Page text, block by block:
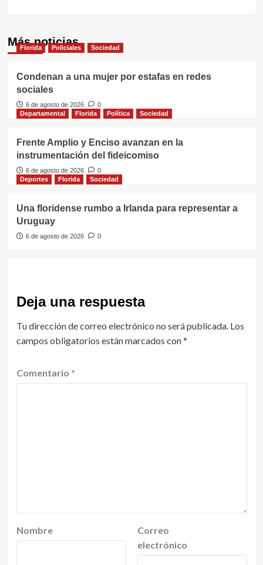
Más noticias
Florida Policiales Sociedad
Condenan a una mujer por estafas en redes
sociales
6 de agosto de 2026
0
Departamental
Florida Política Sociedad
Frente Amplio y Enciso avanzan en la
instrumentación del fideicomiso
6 de agosto de 2026
0
Deportes
Florida Sociedad
Una floridense rumbo a Irlanda para representar a
Uruguay
6 de agosto de 2026 0
Deja una respuesta
Tu dirección de correo electrónico no será publicada. Los
campos obligatorios están marcados con*
Comentario *
Nombre
Correo
electrónico